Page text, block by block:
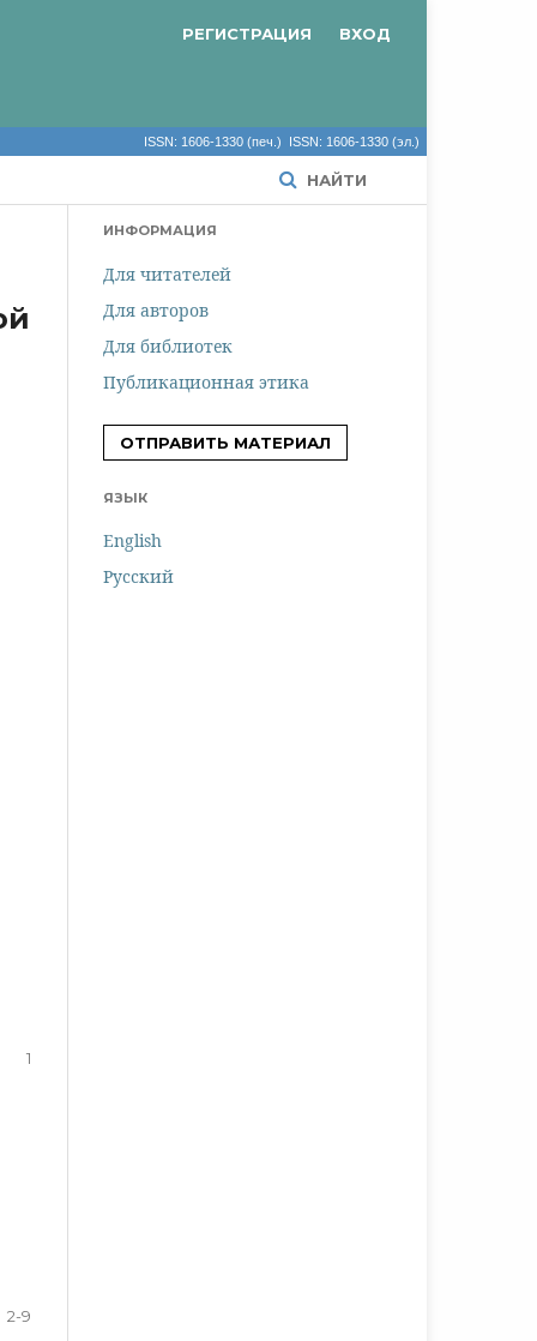
ISSN: 1606-1330 (печ.) ISSN: 1606-1330 (эл.)
НАЙТИ
РЕГИСТРАЦИЯ ВХОД
1
2-9
ИНФОРМАЦИЯ
Для читателей
Для авторов
Для библиотек
Публикационная этика
ОТПРАВИТЬ МАТЕРИАЛ
ЯЗЫК
English
Русский